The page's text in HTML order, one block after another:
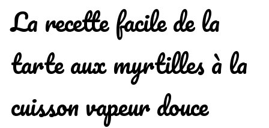
La recette facile de la
tarte aux myrtilles à la
cuisson vapeur douce